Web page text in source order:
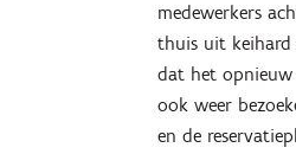
medewerkers
thuis uit keihard
dat het
ook weer
en de